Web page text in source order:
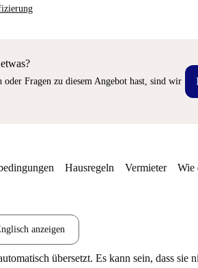
oder Fragen zu diesem Angebot hast, sind wir
Hausregeln Vermieter Wie
anzeigen
übersetzt. Es kann sein, dass sie